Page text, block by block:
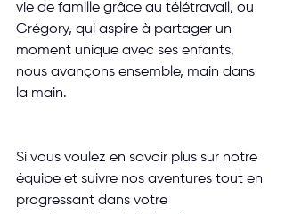
vie de famille grâce au télétravail, ou
Grégory, qui aspire à partager un
moment unique avec ses enfants,
nous avançons ensemble, main dans
la main.
Si vous voulez en savoir plus sur notre
équipe et suivre nos aventures tout en
progressant dans votre